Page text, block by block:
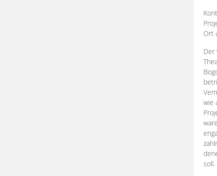
Ort
Der
wie
zahlr
soll.